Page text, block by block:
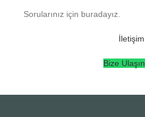
Sorularınız için buradayız.
İletişim
Bize Ulaşın